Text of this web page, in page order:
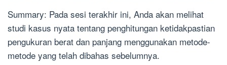
Summary: Pada sesi terakhir ini, Anda akan melihat
studi kasus nyata tentang penghitungan ketidakpastian
pengukuran berat dan panjang menggunakan metode-
metode yang telah dibahas sebelumnya.